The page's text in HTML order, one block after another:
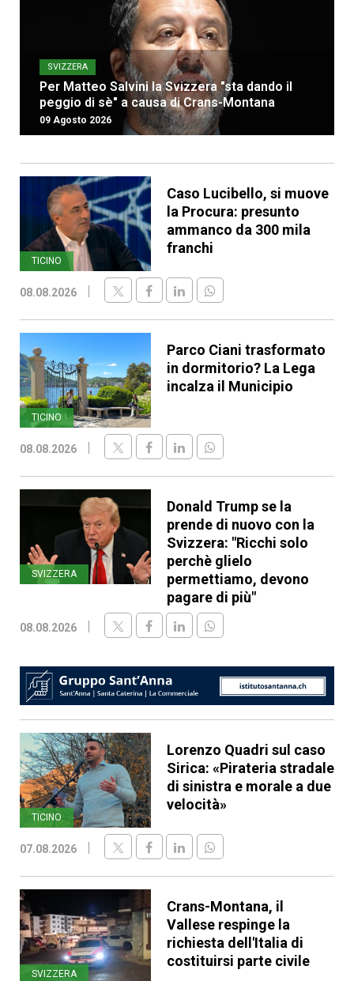
SVIZZERA
Per Matteo Salvini la Svizzera "sta dando il
peggio di sè" a causa di Crans-Montana
09 Agosto 2026
TICINO
Caso Lucibello, si muove
la Procura: presunto
ammanco da 300 mila
franchi
08.08.2026
TICINO
Parco Ciani trasformato
in dormitorio? La Lega
incalza il Municipio
08.08.2026
SVIZZERA
Donald Trump se la
prende di nuovo con la
Svizzera: "Ricchi solo
perchè glielo
permettiamo, devono
pagare di più"
08.08.2026
TICINO
Lorenzo Quadri sul caso
Sirica: «Pirateria stradale
di sinistra e morale a due
velocità»
07.08.2026
SVIZZERA
Crans-Montana, il
Vallese respinge la
richiesta dell'Italia di
costituirsi parte civile